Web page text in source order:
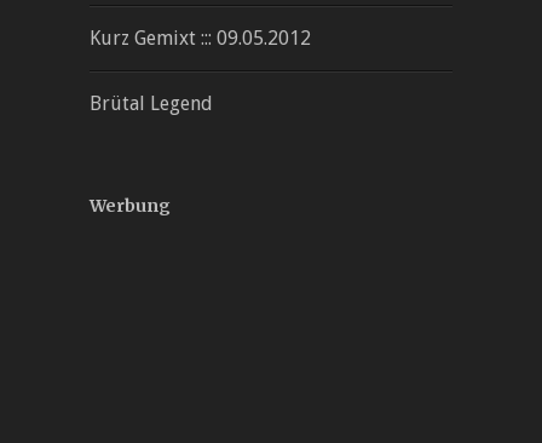
Kurz Gemixt ::: 09.05.2012
Brütal Legend
Werbung